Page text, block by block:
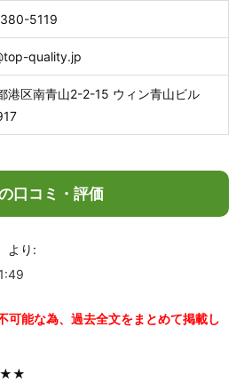
5119
quality.jp
港区南青山2-2-15 ウィン青山ビル
口コミ・評価
より:
可能な為、過去全文をまとめて掲載し